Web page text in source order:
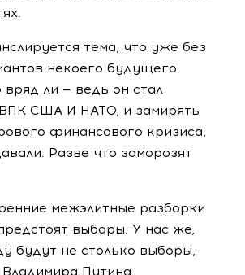
тема, что уже без
некоего будущего
ли — ведь он стал
США И НАТО, и замирять
финансового кризиса,
Разве что заморозят
межэлитные разборки
выборы. У нас же,
будут не столько выборы,
Путина